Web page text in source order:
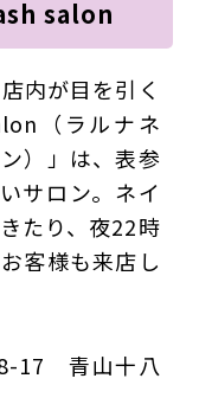
salon
内が目を引く
（ラルナネ
）」は、表参
サロン。ネイ
たり、夜22時
客様も来店し
17 青山十八